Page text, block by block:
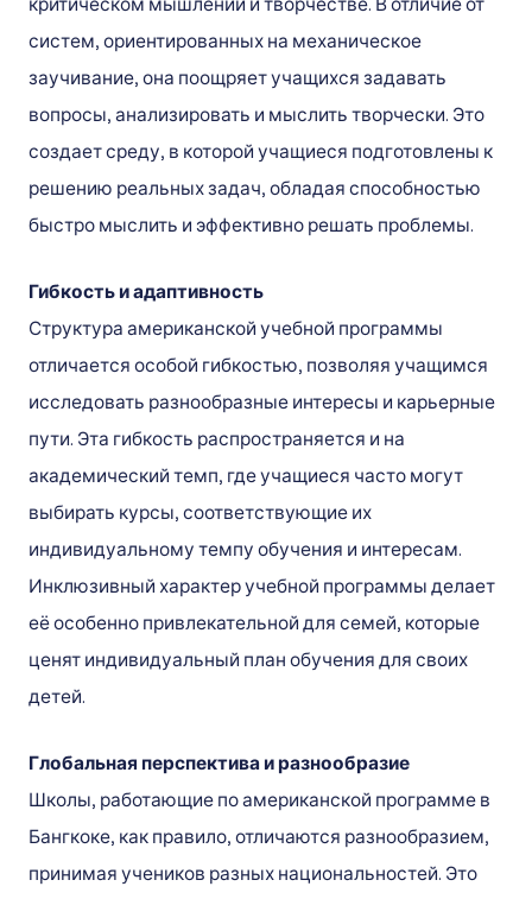
критическом мышлении и творчестве. В отличие от
систем, ориентированных на механическое
заучивание, она поощряет учащихся задавать
вопросы, анализировать и мыслить творчески. Это
создает среду, в которой учащиеся подготовлены к
решению реальных задач, обладая способностью
быстро мыслить и эффективно решать проблемы.
Гибкость и адаптивность
Структура американской учебной программы
отличается особой гибкостью, позволяя учащимся
исследовать разнообразные интересы и карьерные
пути. Эта гибкость распространяется и на
академический темп, где учащиеся часто могут
выбирать курсы, соответствующие их
индивидуальному темпу обучения и интересам.
Инклюзивный характер учебной программы делает
её особенно привлекательной для семей, которые
ценят индивидуальный план обучения для своих
детей.
Глобальная перспектива и разнообразие
Школы, работающие по американской программе в
Бангкоке, как правило, отличаются разнообразием,
принимая учеников разных национальностей. Это